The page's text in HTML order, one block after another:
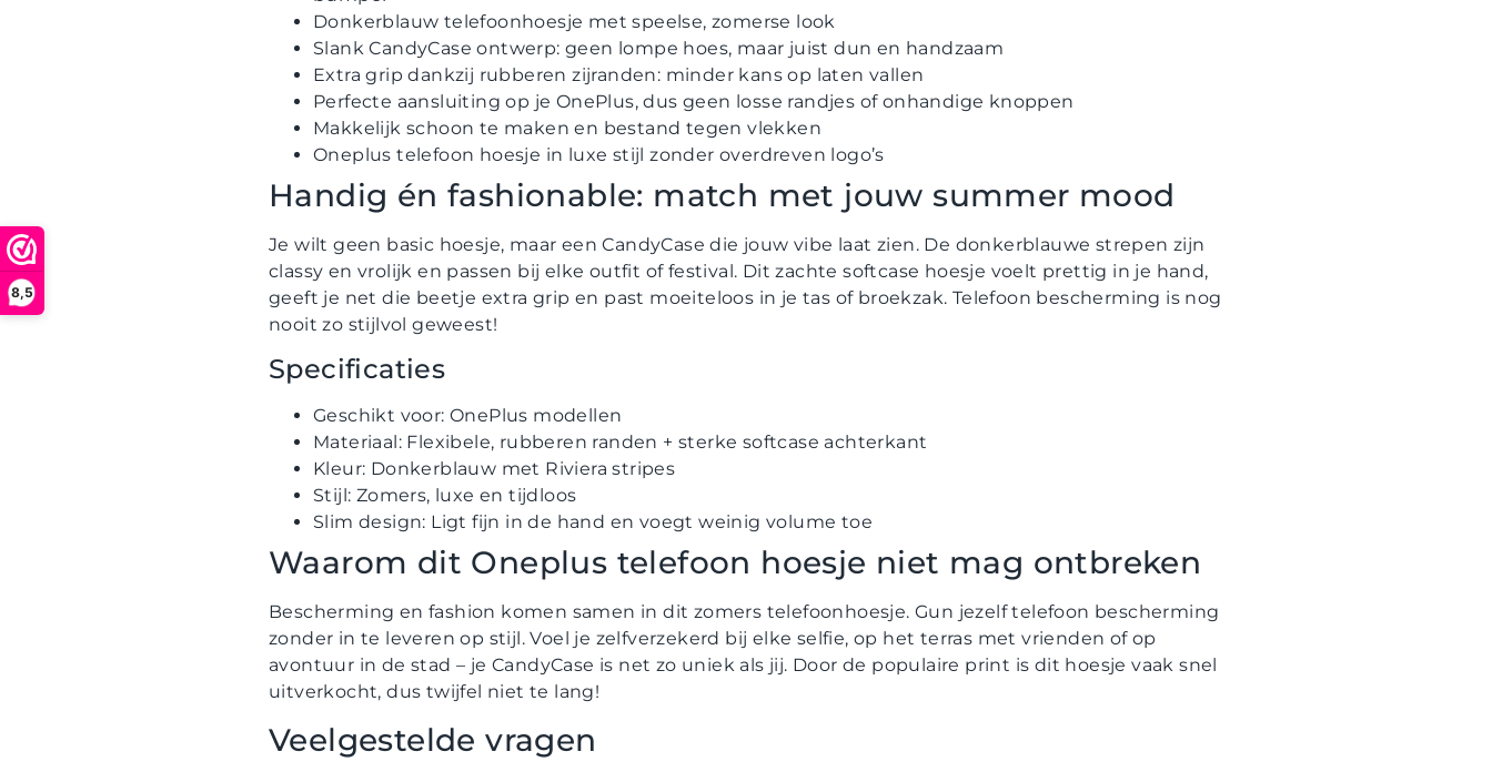
8,5
Donkerblauw telefoonhoesje met speelse, zomerse look
Slank CandyCase ontwerp: geen lompe hoes, maar juist dun en handzaam
Extra grip dankzij rubberen zijranden: minder kans op laten vallen
Perfecte aansluiting op je OnePlus, dus geen losse randjes of onhandige knoppen
Makkelijk schoon te maken en bestand tegen vlekken
Oneplus telefoon hoesje in luxe stijl zonder overdreven logo’s
Handig én fashionable: match met jouw summer mood
Je wilt geen basic hoesje, maar een CandyCase die jouw vibe laat zien. De donkerblauwe strepen zijn
classy en vrolijk en passen bij elke outfit of festival. Dit zachte softcase hoesje voelt prettig in je hand,
geeft je net die beetje extra grip en past moeiteloos in je tas of broekzak. Telefoon bescherming is nog
nooit zo stijlvol geweest!
Specificaties
Geschikt voor: OnePlus modellen
Materiaal: Flexibele, rubberen randen + sterke softcase achterkant
Kleur: Donkerblauw met Riviera stripes
Stijl: Zomers, luxe en tijdloos
Slim design: Ligt fijn in de hand en voegt weinig volume toe
Waarom dit Oneplus telefoon hoesje niet mag ontbreken
Bescherming en fashion komen samen in dit zomers telefoonhoesje. Gun jezelf telefoon bescherming
zonder in te leveren op stijl. Voel je zelfverzekerd bij elke selfie, op het terras met vrienden of op
avontuur in de stad – je CandyCase is net zo uniek als jij. Door de populaire print is dit hoesje vaak snel
uitverkocht, dus twijfel niet te lang!
Veelgestelde vragen